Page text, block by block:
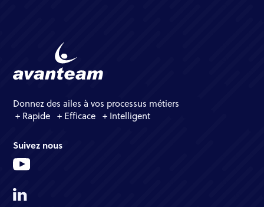
Donnez des ailes à vos processus métiers
+ Rapide + Efficace + Intelligent
Suivez nous